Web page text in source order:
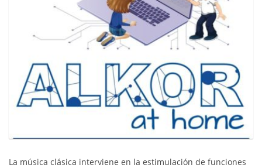
La música clásica interviene en la estimulación de funciones